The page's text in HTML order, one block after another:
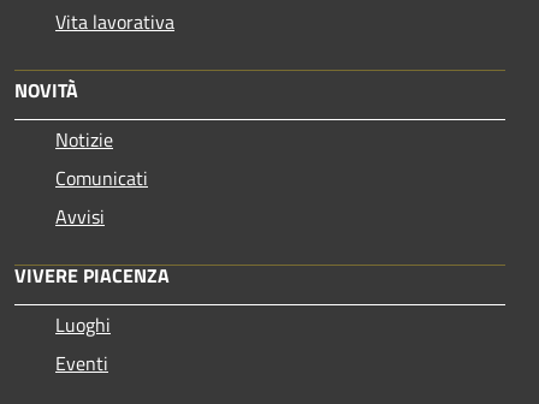
Vita lavorativa
NOVITÀ
Notizie
Comunicati
Avvisi
VIVERE PIACENZA
Luoghi
Eventi